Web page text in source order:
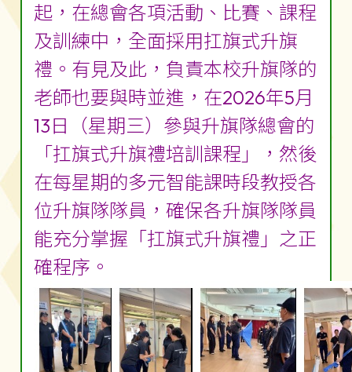
起，在總會各項活動、比賽、課程
及訓練中，全面採用扛旗式升旗
禮。有見及此，負責本校升旗隊的
老師也要與時並進，在2026年5月
13日（星期三）參與升旗隊總會的
「扛旗式升旗禮培訓課程」，然後
在每星期的多元智能課時段教授各
位升旗隊隊員，確保各升旗隊隊員
能充分掌握「扛旗式升旗禮」之正
確程序。